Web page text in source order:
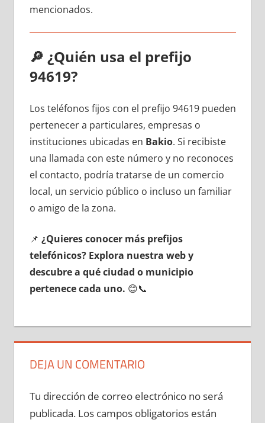
mencionados.
🔎 ¿Quién usa el prefijo
94619?
Los teléfonos fijos сοn el prefijo 94619 pueden
pertenecer а particulares, empresas ο
instituciones ubicadas en Bakio. Si recibiste
una llamada сοn еstе número у no reconoces
el contacto, podría tratarse dе un comercio
local, un servicio público ο incluso un familiar
ο amigo dе la zona.
📌 ¿Quieres conocer mа́s prefijos
telefónicos? Explora nuestra web у
descubre а qué ciudad ο municipio
pertenece cada uno. 😊📞
DEJA UN COMENTARIO
Tu dirección de correo electrónico no será
publicada. Los campos obligatorios están